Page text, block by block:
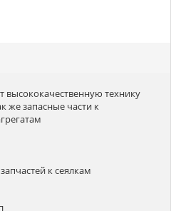
высококачественную технику
же запасные части к
к сеялкам